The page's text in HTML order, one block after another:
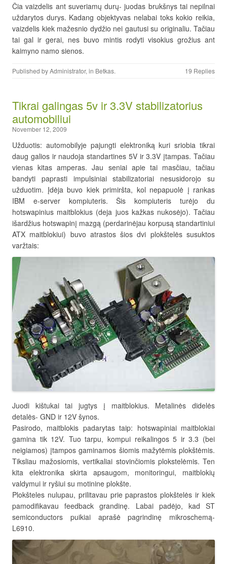
Čia vaizdelis ant suveriamų durų- juodas brukšnys tai nepilnai
uždarytos durys. Kadang objektyvas nelabai toks kokio reikia,
vaizdelis kiek mažesnio dydžio nei gautusi su originaliu. Tačiau
tai gal ir gerai, nes buvo mintis rodyti visokius grožius ant
kaimyno namo sienos.
Published byAdministrator, in Betkas. 19 Replies
Tikrai galingas 5v ir 3.3V stabilizatorius
automobiliui
November 12, 2009
Užduotis: automobilyje pajungti elektroniką kuri sriobia tikrai
daug galios ir naudoja standartines 5V ir 3.3V įtampas. Tačiau
vienas kitas amperas. Jau seniai apie tai masčiau, tačiau
bandyti paprasti impulsiniai stabilizatoriai nesusidorojo su
užduotim. Įdėja buvo kiek primiršta, kol nepapuolė į rankas
IBM e-server kompiuteris. Šis kompiuteris turėjo du
hotswapinius maitblokius (deja juos kažkas nukosėjo). Tačiau
išardžius hotswapinį mazgą (perdarinėjau korpusą standartiniui
ATX maitblokiui) buvo atrastos šios dvi plokštelės susuktos
varžtais:
Juodi kištukai tai jugtys į maitblokius. Metalinės didelės
detalės- GND ir 12V šynos.
Pasirodo, maitblokis padarytas taip: hotswapiniai maitblokiai
gamina tik 12V. Tuo tarpu, kompui reikalingos 5 ir 3.3 (bei
neigiamos) įtampos gaminamos šiomis mažytėmis plokštėmis.
Tiksliau mažosiomis, vertikaliai stovinčiomis plokstelėmis. Ten
kita elektronika skirta apsaugom, monitoringui, maitblokių
valdymui ir ryšiui su motinine plokšte.
Plokšteles nulupau, prilitavau prie paprastos plokštelės ir kiek
pamodifikavau feedback grandinę. Labai padėjo, kad ST
semiconductors puikiai aprašė pagrindinę mikroschemą-
L6910.